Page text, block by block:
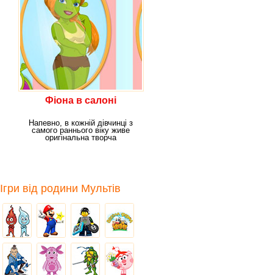
Фіона в салоні
Напевно, в кожній дівчинці з
самого раннього віку живе
оригінальна творча
Ігри від родини Мультів